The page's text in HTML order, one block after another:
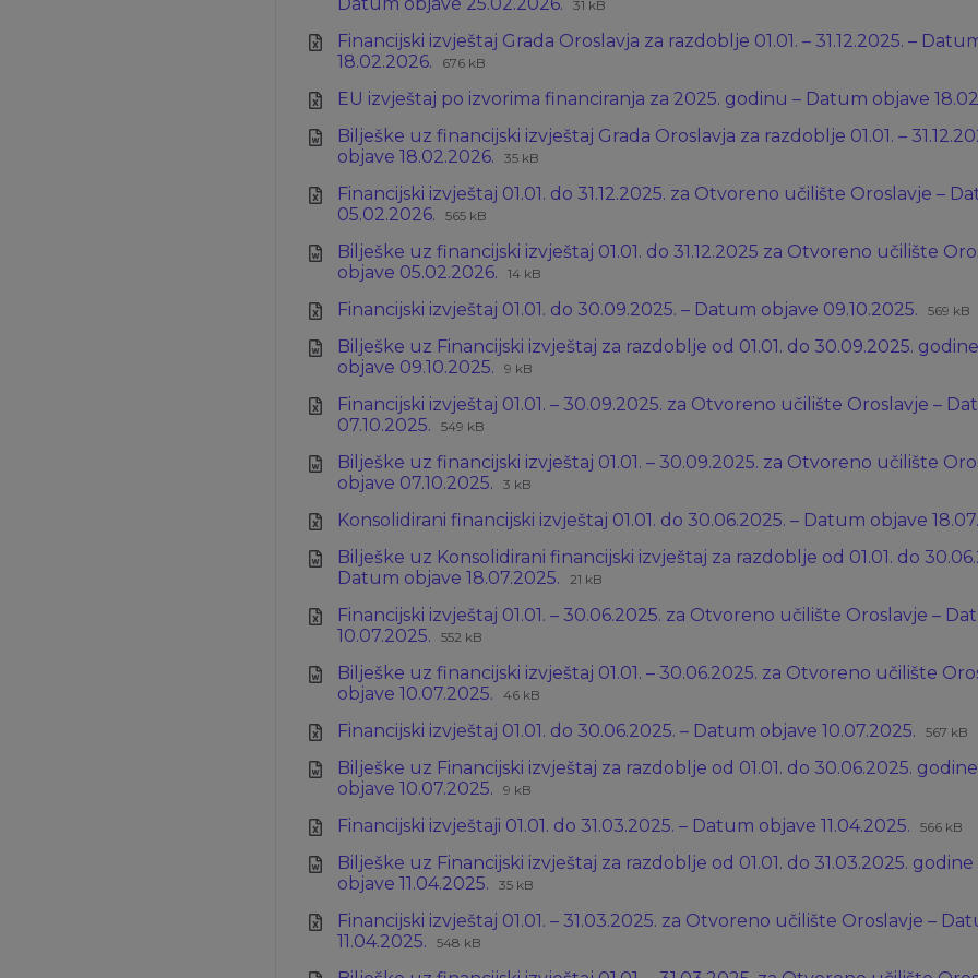
docx
31 kB
Financijski izvještaj Grada Oroslavja za razdoblje 01.01. – 31.12.2025. –
18.02.2026. Ekstenzija
xlsx
Veličina
676 kB
EU izvještaj po izvorima financiranja za 2025. godinu – Datum objave
Bilješke uz financijski izvještaj Grada Oroslavja za razdoblje 01.01. –
objave 18.02.2026. Ekstenzija
docx
Veličina
35 kB
Financijski izvještaj 01.01. do 31.12.2025. za Otvoreno učilište Oroslavje –
05.02.2026. Ekstenzija
xlsx
Veličina
565 kB
Bilješke uz financijski izvještaj 01.01. do 31.12.2025 za Otvoreno učilište
objave 05.02.2026. Ekstenzija
docx
Veličina
14 kB
Financijski izvještaj 01.01. do 30.09.2025. – Datum objave 09.10.2025.
xlsx
569 kB
Bilješke uz Financijski izvještaj za razdoblje od 01.01. do 30.09.2025.
objave 09.10.2025. Ekstenzija
docx
Veličina
9 kB
Financijski izvještaj 01.01. – 30.09.2025. za Otvoreno učilište Oroslavje –
07.10.2025. Ekstenzija
xlsx
Veličina
549 kB
Bilješke uz financijski izvještaj 01.01. – 30.09.2025. za Otvoreno učilište
objave 07.10.2025. Ekstenzija
docx
Veličina
3 kB
Konsolidirani financijski izvještaj 01.01. do 30.06.2025. – Datum objave
Bilješke uz Konsolidirani financijski izvještaj za razdoblje od 01.01. do
Datum objave 18.07.2025. Ekstenzija
docx
Veličina
21 kB
Financijski izvještaj 01.01. – 30.06.2025. za Otvoreno učilište Oroslavje –
10.07.2025. Ekstenzija
xlsx
Veličina
552 kB
Bilješke uz financijski izvještaj 01.01. – 30.06.2025. za Otvoreno učilište
objave 10.07.2025. Ekstenzija
doc
Veličina
46 kB
Financijski izvještaj 01.01. do 30.06.2025. – Datum objave 10.07.2025.
xlsx
567 kB
Bilješke uz Financijski izvještaj za razdoblje od 01.01. do 30.06.2025.
objave 10.07.2025. Ekstenzija
docx
Veličina
9 kB
Financijski izvještaji 01.01. do 31.03.2025. – Datum objave 11.04.2025.
xlsx
Veličina
566 kB
Bilješke uz Financijski izvještaj za razdoblje od 01.01. do 31.03.2025.
objave 11.04.2025. Ekstenzija
docx
Veličina
35 kB
Financijski izvještaj 01.01. – 31.03.2025. za Otvoreno učilište Oroslavje –
11.04.2025. Ekstenzija
Veličina
548 kB